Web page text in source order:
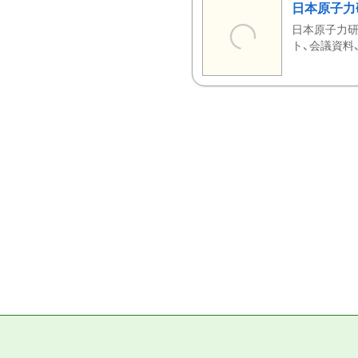
日本原子
日本原子力
ト、会議資